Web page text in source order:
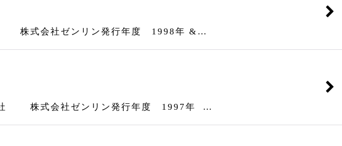
株式会社ゼンリン発行年度 1998年 &…
社 株式会社ゼンリン発行年度 1997年 …